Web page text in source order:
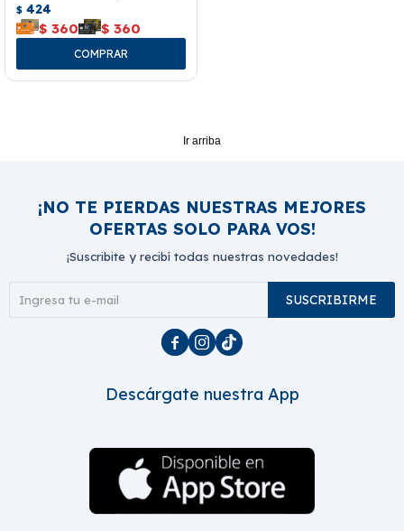
$ 424
$ 360 $ 360
Ir arriba
¡NO TE PIERDAS NUESTRAS MEJORES
OFERTAS SOLO PARA VOS!
¡Suscribite y recibí todas nuestras novedades!
SUSCRIBIRME
  
Descárgate nuestra App